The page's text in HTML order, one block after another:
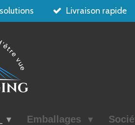
Livraison rapide
Emballages